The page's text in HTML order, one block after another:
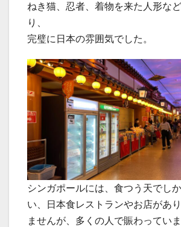
ねき猫、忍者、着物を来た人形な
り、
完璧に日本の雰囲気でした。
シンガポールには、食つう天でし
い、日本食レストランやお店があ
ませんが、多くの人で賑わってい